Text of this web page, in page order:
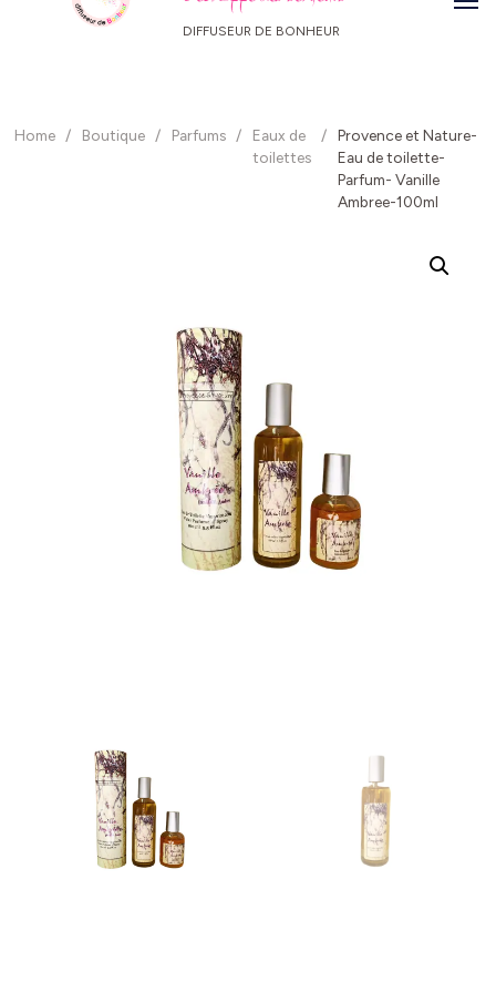
DIFFUSEUR DE BONHEUR
Home / Boutique / Parfums /
Eaux de
toilettes
/
Provence et Nature-
Eau de toilette-
Parfum- Vanille
Ambree-100ml